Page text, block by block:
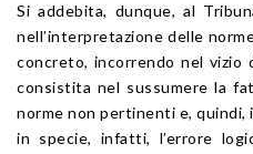
Si addebita, dunque, al
nell’interpretazione delle
concreto, incorrendo nel vizio
consistita nel sussumere la
norme non pertinenti e, quindi,
in specie, infatti, l’errore